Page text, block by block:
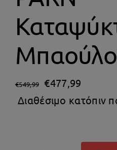
€549,99
Original
price
€477,99
Διαθέσιμο κατόπιν